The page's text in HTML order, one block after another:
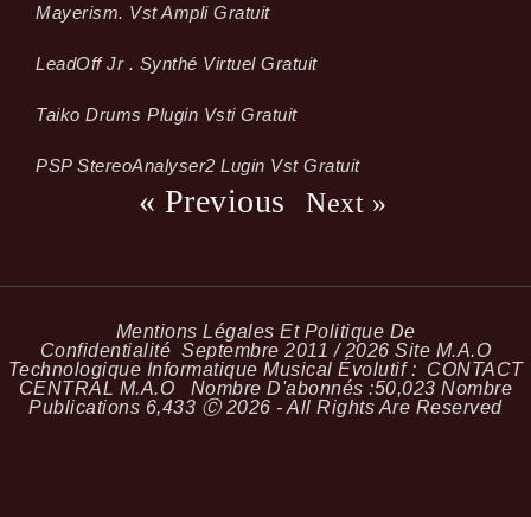
Mayerism. Vst Ampli Gratuit
LeadOff Jr . Synthé Virtuel Gratuit
Taiko Drums Plugin Vsti Gratuit
PSP StereoAnalyser2 Lugin Vst Gratuit
« Previous Next »
Mentions Légales Et Politique De
Confidentialité Septembre 2011 / 2026 Site M.A.O
Technologique Informatique Musical Évolutif : CONTACT
CENTRAL M.A.O Nombre D'abonnés :50,023 Nombre
Publications 6,433 Ⓒ 2026 - All Rights Are Reserved